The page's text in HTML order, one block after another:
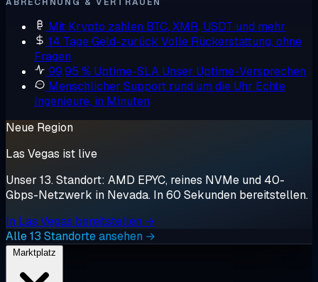
Mit Krypto zahlen BTC, XMR, USDT und mehr
14 Tage Geld-zurück Volle Rückerstattung, ohne
Fragen
99,95 % Uptime-SLA Unser Uptime-Versprechen
Menschlicher Support rund um die Uhr Echte
Ingenieure, in Minuten
Neue Region
Las Vegas ist live
Unser 13. Standort: AMD EPYC, reines NVMe und 40-
Gbps-Netzwerk in Nevada. In 60 Sekunden bereitstellen.
In Las Vegas bereitstellen →
Alle 13 Standorte ansehen →